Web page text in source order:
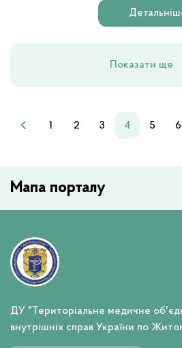
Показати ще
1 2 3 4 5 6
Мапа порталу
ДУ "Територіальне медичне
внутрішніх справ України по